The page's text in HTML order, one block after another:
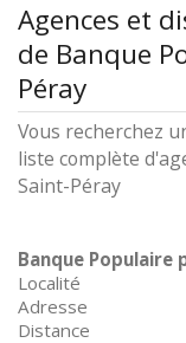
Agences et
de Banque
Péray
Vous recherchez
liste complète
Saint-Péray
Banque Populaire
Localité
Adresse
Distance